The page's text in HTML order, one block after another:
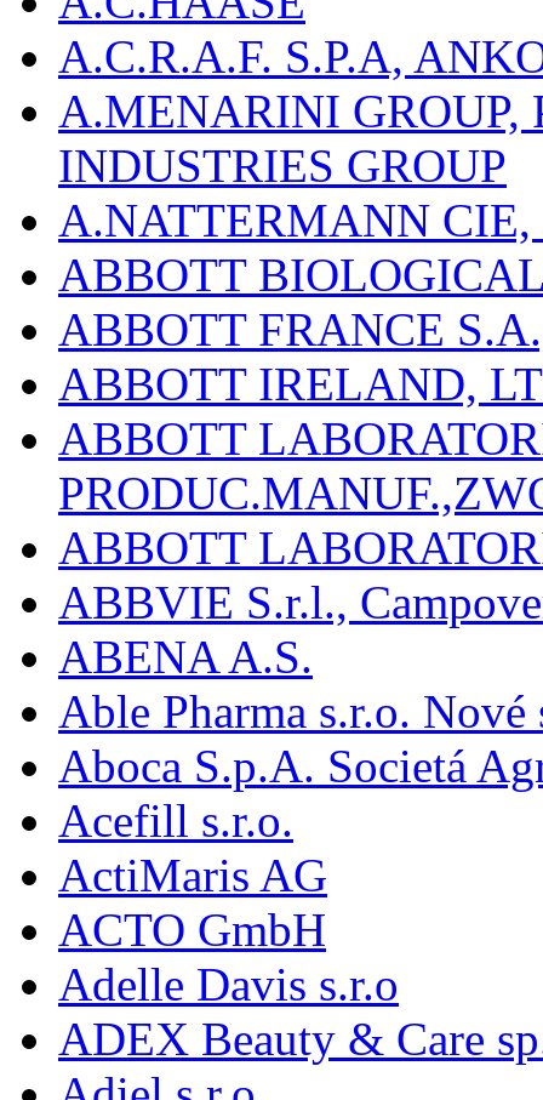
A.C.R.A.F. S.P.A,
A.MENARINI
INDUSTRIES GROUP
A.NATTERMANN
ABBOTT
ABBOTT FRANCE
ABBOTT IRELAND,
ABBOTT
ABBOTT
ABBVIE S.r.l.,
ABENA A.S.
Able Pharma s.r.o.
Aboca S.p.A. Societá
Acefill s.r.o.
ActiMaris AG
ACTO GmbH
Adelle Davis s.r.o
ADEX Beauty & Care